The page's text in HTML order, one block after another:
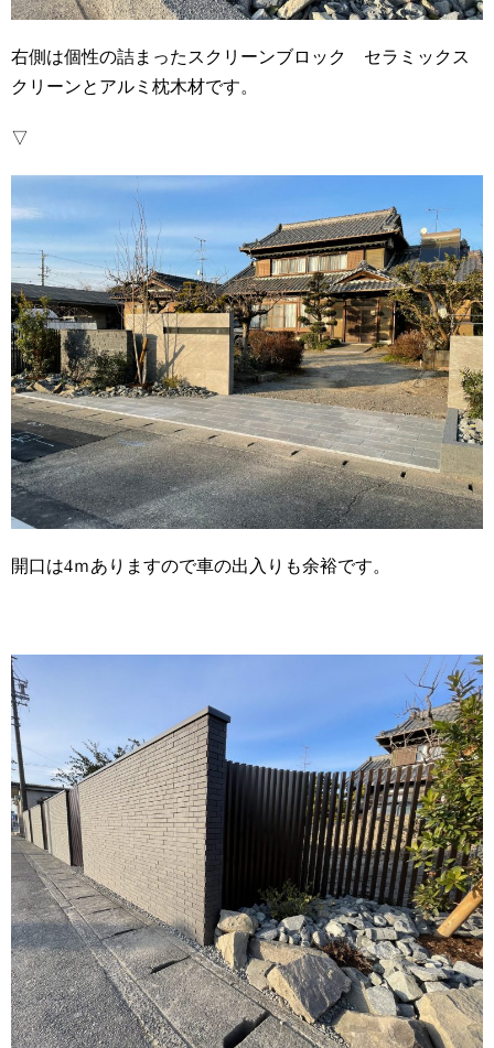
右側は個性の詰まったスクリーンブロック セラミックス
クリーンとアルミ枕木材です。
▽
開口は4ｍありますので車の出入りも余裕です。